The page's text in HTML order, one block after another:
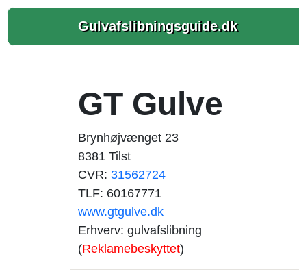
Gulvafslibningsguide.dk
GT Gulve
Brynhøjvænget 23
8381 Tilst
CVR: 31562724
TLF: 60167771
www.gtgulve.dk
Erhverv: gulvafslibning
(Reklamebeskyttet)